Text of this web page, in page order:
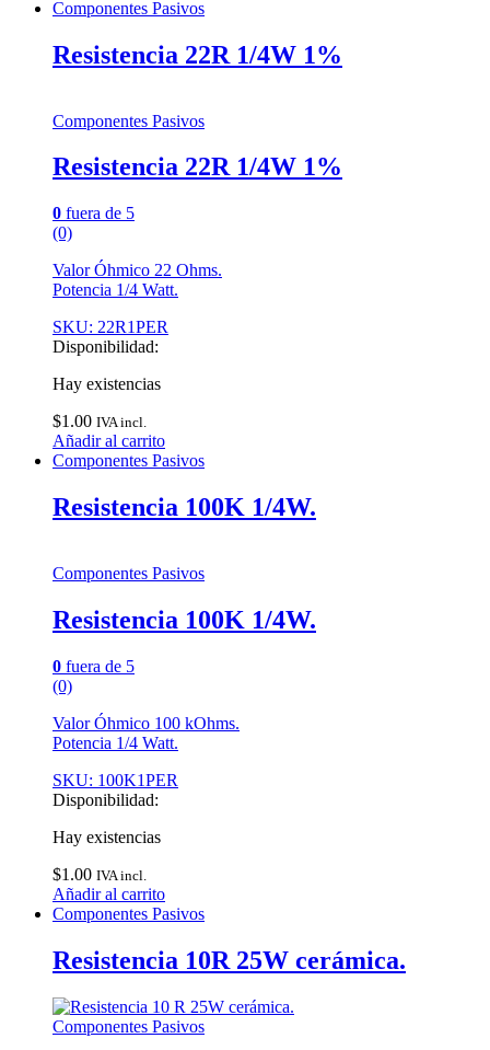
Componentes Pasivos
Resistencia 22R 1/4W 1%
Componentes Pasivos
Resistencia 22R 1/4W 1%
0 fuera de 5
(0)
Valor Óhmico 22 Ohms.
Potencia 1/4 Watt.
SKU: 22R1PER
Disponibilidad:
Hay existencias
$1.00 IVA incl.
Añadir al carrito
Componentes Pasivos
Resistencia 100K 1/4W.
Componentes Pasivos
Resistencia 100K 1/4W.
0 fuera de 5
(0)
Valor Óhmico 100 kOhms.
Potencia 1/4 Watt.
SKU: 100K1PER
Disponibilidad:
Hay existencias
$1.00 IVA incl.
Añadir al carrito
Componentes Pasivos
Resistencia 10R 25W cerámica.
Componentes Pasivos